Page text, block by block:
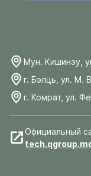
Мун. Кишинэу,
г. Бэлць, ул. М.
г. Комрат, ул.
Официальный